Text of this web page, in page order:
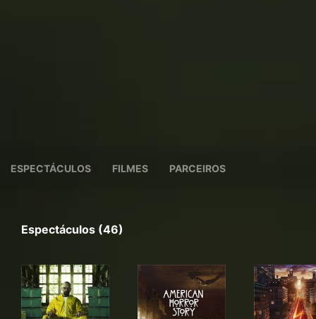
ESPECTÁCULOS FILMES PARCEIROS
Espectáculos (46)